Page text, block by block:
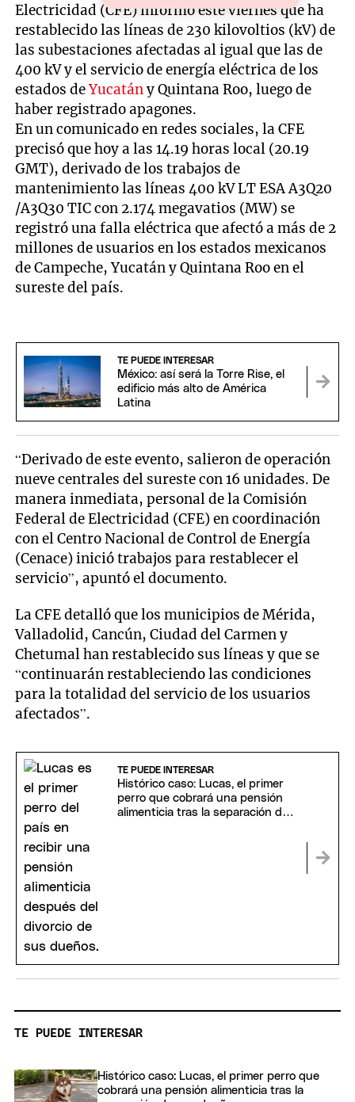
Electricidad (CFE) informó este viernes que ha
restablecido las líneas de 230 kilovoltios (kV) de
las subestaciones afectadas al igual que las de
400 kV y el servicio de energía eléctrica de los
estados deYucatány Quintana Roo, luego de
haber registrado apagones.
En un comunicado en redes sociales, la CFE
precisó que hoy a las 14.19 horas local (20.19
GMT), derivado de los trabajos de
mantenimiento las líneas 400 kV LT ESA A3Q20
/A3Q30 TIC con 2.174 megavatios (MW) se
registró una falla eléctrica que afectó a más de 2
millones de usuarios en los estados mexicanos
de Campeche, Yucatán y Quintana Roo en el
sureste del país.
TE PUEDE INTERESAR
México: así será la Torre Rise, el
edificio más alto de América
Latina
“Derivado de este evento, salieron de operación
nueve centrales del sureste con 16 unidades. De
manera inmediata, personal de la Comisión
Federal de Electricidad (CFE) en coordinación
con el Centro Nacional de Control de Energía
(Cenace) inició trabajos para restablecer el
servicio”, apuntó el documento.
La CFE detalló que los municipios de Mérida,
Valladolid, Cancún, Ciudad del Carmen y
Chetumal han restablecido sus líneas y que se
“continuarán restableciendo las condiciones
para la totalidad del servicio de los usuarios
afectados”.
TE PUEDE INTERESAR
Histórico caso: Lucas, el primer
perro que cobrará una pensión
alimenticia tras la separación de
TE PUEDE INTERESAR
Histórico caso: Lucas, el primer perro que
cobrará una pensión alimenticia tras la